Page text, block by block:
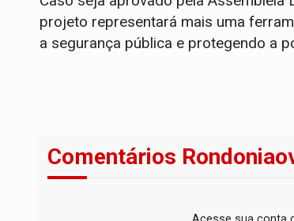
projeto representará mais uma
a segurança pública e protegendo a
Comentários